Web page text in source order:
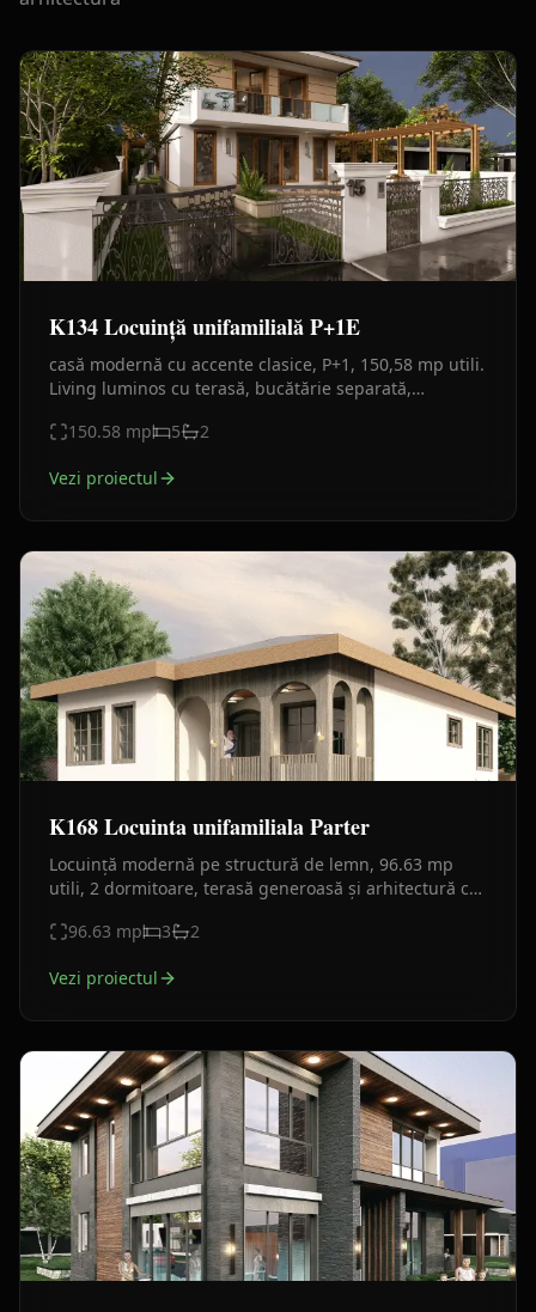
K134 Locuință unifamilială P+1E
casă modernă cu accente clasice, P+1, 150,58 mp utili.
Living luminos cu terasă, bucătărie separată,
lemn150.58 mp 5 2
Vezi proiectul
K168 Locuinta unifamiliala Parter
Locuință modernă pe structură de lemn, 96.63 mp
utili, 2 dormitoare, terasă generoasă și arhitectură cu
96.63 mp 3 2
Vezi proiectul